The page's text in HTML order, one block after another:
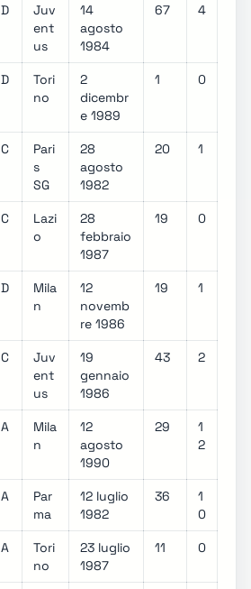
D
Juv
ent
us
14
agosto
1984
67 4
D
Tori
no
2
dicembr
e 1989
1 0
C
Pari
s
SG
28
agosto
1982
20 1
C
Lazi
o
28
febbraio
1987
19 0
D
Mila
n
12
novemb
re 1986
19 1
C
Juv
ent
us
19
gennaio
1986
43 2
A
Mila
n
12
agosto
1990
29
1
2
A
Par
ma
12 luglio
1982
36
1
0
A
Tori
no
23 luglio
1987
11 0